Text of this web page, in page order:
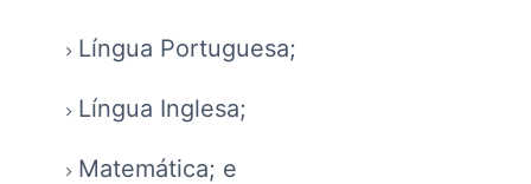
Língua Portuguesa;
Língua Inglesa;
Matemática; e